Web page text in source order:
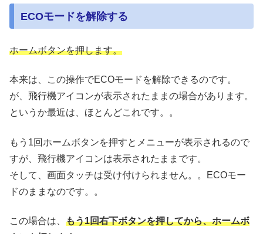
ECOモードを解除する
ホームボタンを押します。
本来は、この操作でECOモードを解除できるのです。
が、飛行機アイコンが表示されたままの場合があります。
というか最近は、ほとんどこれです。。
もう1回ホームボタンを押すとメニューが表示されるので
すが、飛行機アイコンは表示されたままです。
そして、画面タッチは受け付けられません。。ECOモー
ドのままなのです。。
この場合は、 もう1回右下ボタンを押してから、ホームボ